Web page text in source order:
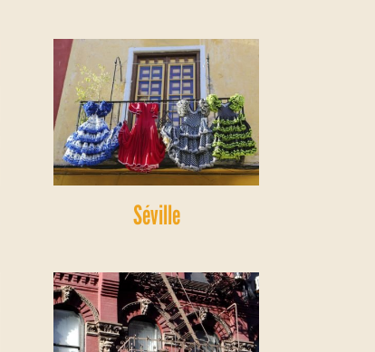
Séville